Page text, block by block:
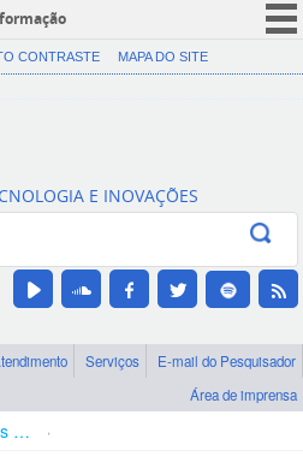
CORONAVÍRUS (COVID-19)
Canais
CONTRASTE MAPA DO SITE
E INOVAÇÕES
Serviços
E-mail do Pesquisador
Área de imprensa
Bolsas e Auxílios Vigentes